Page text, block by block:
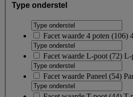
Type onderstel
Facet waarde 4 poten (106)
Facet waarde L-poot (72) L-
Facet waarde Paneel (54)